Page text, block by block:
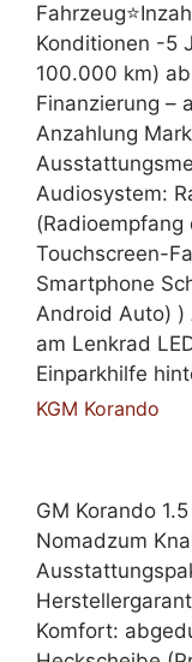
Konditionen -5
100.000 km)
Finanzierung –
Anzahlung
Audiosystem:
(Radioempfang
Touchscreen-
Smartphone
Android Auto) )
am Lenkrad
Einparkhilfe
KGM Korando
GM Korando
Nomadzum
Komfort: